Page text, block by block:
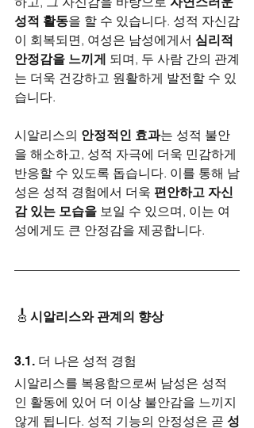
성적 활동을 할 수 있습니다. 성적 자신감
이 회복되면, 여성은 남성에게서 심리적
안정감을 느끼게 되며, 두 사람 간의 관계
는 더욱 건강하고 원활하게 발전할 수 있
습니다.
시알리스의 안정적인 효과는 성적 불안
을 해소하고, 성적 자극에 더욱 민감하게
반응할 수 있도록 돕습니다. 이를 통해 남
성은 성적 경험에서 더욱 편안하고 자신
감 있는 모습을 보일 수 있으며, 이는 여
성에게도 큰 안정감을 제공합니다.
🎸 시알리스와 관계의 향상
3.1. 더 나은 성적 경험
시알리스를 복용함으로써 남성은 성적
인 활동에 있어 더 이상 불안감을 느끼지
않게 됩니다. 성적 기능의 안정성은 곧 성